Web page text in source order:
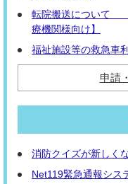
転院搬送に
療機関様向け】
福祉施設等の救急車
申請
消防クイズが新しく
Net119緊急通報シス